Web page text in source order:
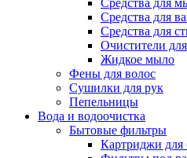
Средства для
Средства для
Средства для
Очистители
Жидкое мыло
Фены для волос
Сушилки для рук
Пепельницы
Вода и водоочистка
Бытовые фильтры
Картриджи для